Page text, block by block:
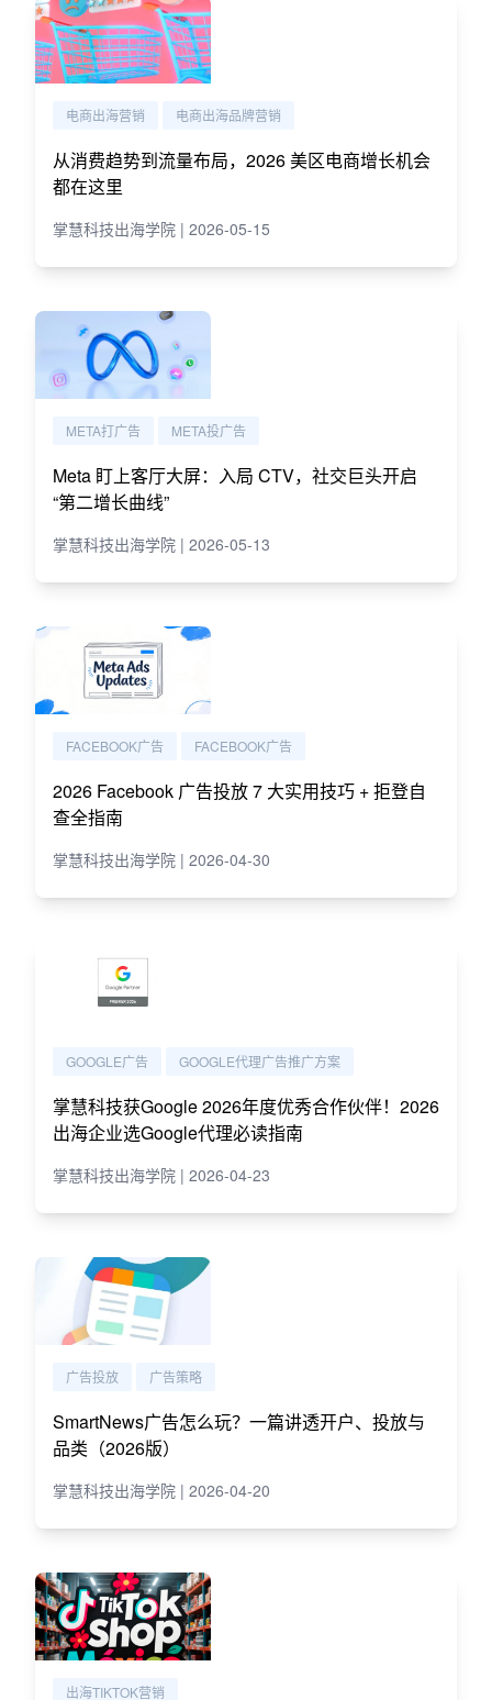
电商出海营销 电商出海品牌营销
从消费趋势到流量布局，2026 美区电商增长机会
都在这里
掌慧科技出海学院 | 2026-05-15
META打广告 META投广告
Meta 盯上客厅大屏：入局 CTV，社交巨头开启
“第二增长曲线”
掌慧科技出海学院 | 2026-05-13
FACEBOOK广告 FACEBOOK广告
2026 Facebook 广告投放 7 大实用技巧 + 拒登自
查全指南
掌慧科技出海学院 | 2026-04-30
GOOGLE广告 GOOGLE代理广告推广方案
掌慧科技获Google 2026年度优秀合作伙伴！2026
出海企业选Google代理必读指南
掌慧科技出海学院 | 2026-04-23
广告投放 广告策略
SmartNews广告怎么玩？一篇讲透开户、投放与
品类（2026版）
掌慧科技出海学院 | 2026-04-20
出海TIKTOK营销